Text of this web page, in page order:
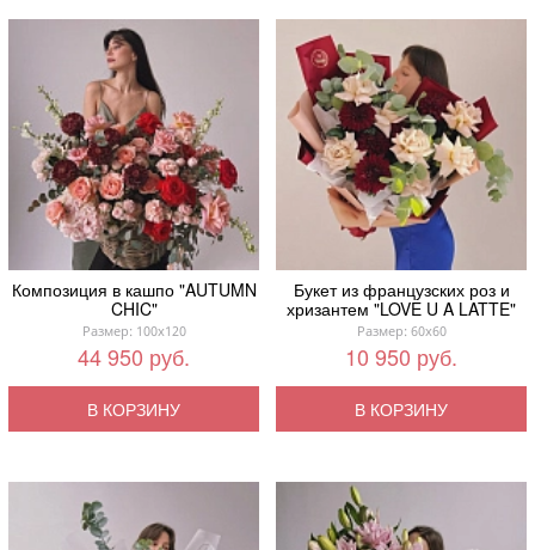
Композиция в кашпо "AUTUMN
CHIC"
Размер: 100x120
44 950 руб.
В КОРЗИНУ
Букет из французских роз и
хризантем "LOVE U A LATTE"
Размер: 60x60
10 950 руб.
В КОРЗИНУ